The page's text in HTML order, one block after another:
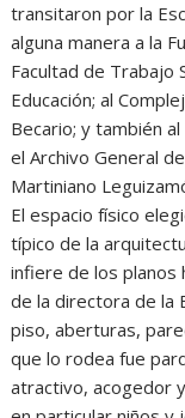
transitaron por la
alguna manera a la
Facultad de Trabajo
Educación; al
Becario; y también
el Archivo General
Martiniano
El espacio físico
típico de la
infiere de los planos
de la directora de la
piso, aberturas,
que lo rodea fue
atractivo, acogedor